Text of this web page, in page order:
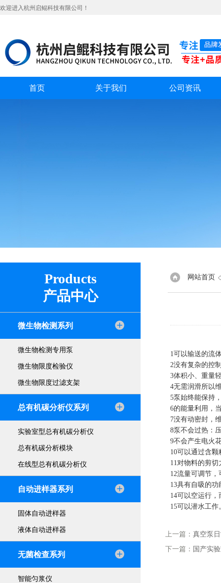
欢迎进入杭州启鲲科技有限公司！
首页 关于我们 公司资讯
Products
产品中心
微生物检测系列
微生物检测专用泵
微生物限度检验仪
微生物限度过滤支架
总有机碳分析仪系列
实验室型总有机碳分析仪
总有机碳分析模块
在线型总有机碳分析仪
自动进样器系列
固体自动进样器
液体自动进样器
无菌检查系列
智能匀浆仪
网站首页
1可以输送的流
2没有复杂的控
3体积小、重量
4无需润滑所以
5泵始终能保持
6的能量利用，
7没有动密封，
8泵不会过热：
9不会产生电火
10可以通过含
11对物料的剪
12流量可调节
13具有自吸的功
14可以空运行
15可以潜水工作
上一篇： 真空泵
下一篇： 国产实